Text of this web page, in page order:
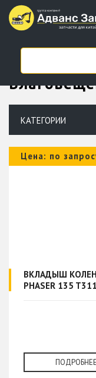
Запчасти
КАТЕГОРИИ
Цена: по
ВКЛАДЫШ
PHASER 135
ПОДРОБНЕЕ